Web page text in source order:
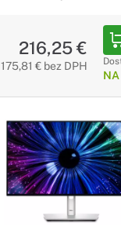
216,25 €
175,81 € bez DPH